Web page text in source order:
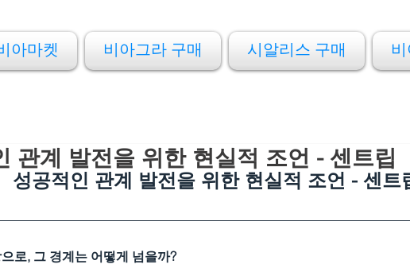
아마켓 비아그라 구매 시알리스 구매
관계 발전을 위한 현실적 조언 - 센트립
성공적인 관계 발전을 위한 현실적 조언 - 센트
로, 그 경계는 어떻게 넘을까?